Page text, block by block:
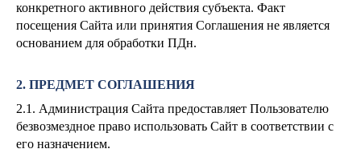
конкретного активного действия субъекта. Факт
посещения Сайта или принятия Соглашения не является
основанием для обработки ПДн.
2. ПРЕДМЕТ СОГЛАШЕНИЯ
2.1. Администрация Сайта предоставляет Пользователю
безвозмездное право использовать Сайт в соответствии с
его назначением.